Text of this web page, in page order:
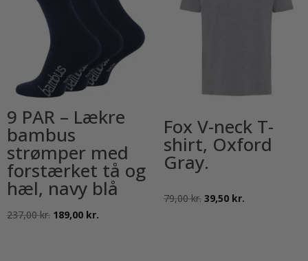
9 PAR – Lækre
bambus
strømper med
forstærket tå og
hæl, navy blå
237,00kr. Den
189,00 kr.
Fox V-neck T-
shirt, Oxford
Gray.
79,00kr. Den
39,50 kr.Den